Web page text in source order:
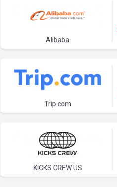
Alibaba
Trip.com
KICKS CREW US